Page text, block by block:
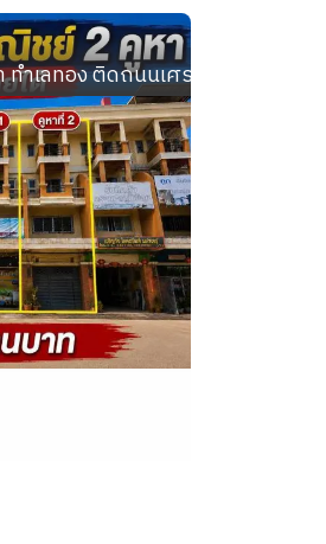
ญ่กว่าตึกแถว2ห้อง)
ำเลทอง ติดถนนเศรษฐกิจ 1 กระ